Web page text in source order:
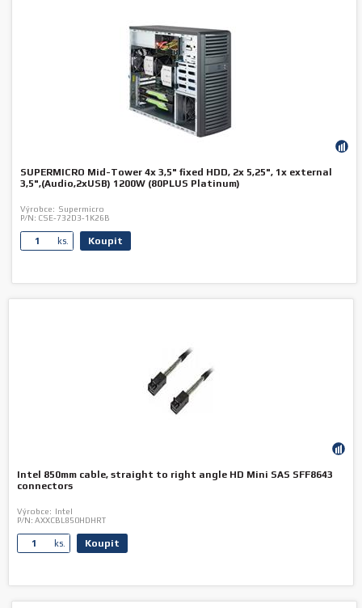
SUPERMICRO Mid-Tower 4x 3,5" fixed HDD, 2x 5,25", 1x external
3,5",(Audio,2xUSB) 1200W (80PLUS Platinum)
Výrobce: Supermicro
P/N: CSE-732D3-1K26B
ks. Koupit
Intel 850mm cable, straight to right angle HD Mini SAS SFF8643
connectors
Výrobce: Intel
P/N: AXXCBL850HDHRT
ks. Koupit